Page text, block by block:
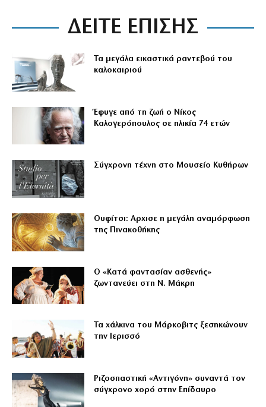
ΔΕΙΤΕ ΕΠΙΣΗΣ
Τα μεγάλα εικαστικά ραντεβού του
καλοκαιριού
Έφυγε από τη ζωή ο Νίκος
Καλογερόπουλος σε ηλικία 74 ετών
Σύγχρονη τέχνη στο Μουσείο Κυθήρων
Ουφίτσι: Αρχισε η μεγάλη αναμόρφωση
της Πινακοθήκης
Ο «Κατά φαντασίαν ασθενής»
ζωντανεύει στη Ν. Μάκρη
Τα χάλκινα του Μάρκοβιτς ξεσηκώνουν
την Ιερισσό
Ριζοσπαστική «Αντιγόνη» συναντά τον
σύγχρονο χορό στην Επίδαυρο